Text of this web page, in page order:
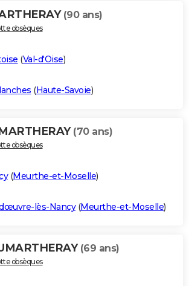
(90 ans)
obsèques
(Val-d'Oise)
(Haute-Savoie)
(70 ans)
obsèques
(Meurthe-et-Moselle)
lès-Nancy(Meurthe-et-Moselle)
(69 ans)
obsèques